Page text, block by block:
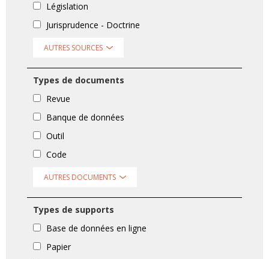
Législation
Jurisprudence - Doctrine
AUTRES SOURCES
Types de documents
Revue
Banque de données
Outil
Code
AUTRES DOCUMENTS
Types de supports
Base de données en ligne
Papier